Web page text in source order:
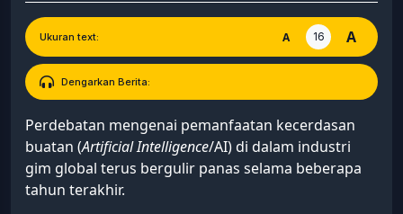
Ukuran text: A 16 A
Dengarkan Berita:
Perdebatan mengenai pemanfaatan kecerdasan
buatan (Artificial Intelligence/AI) di dalam industri
gim global terus bergulir panas selama beberapa
tahun terakhir.